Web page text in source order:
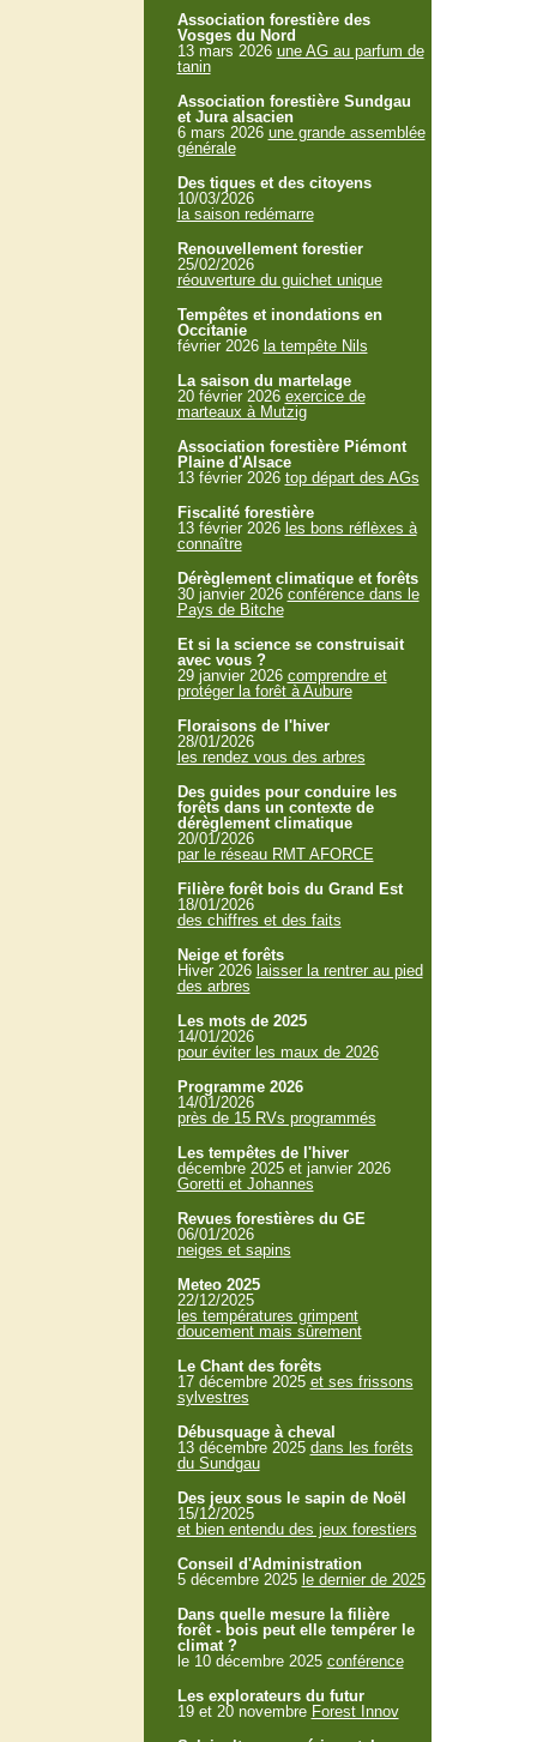
Association forestière des
Vosges du Nord
13 mars 2026 une AG au parfum de
tanin
Association forestière Sundgau
et Jura alsacien
6 mars 2026 une grande assemblée
générale
Des tiques et des citoyens
10/03/2026
la saison redémarre
Renouvellement forestier
25/02/2026
réouverture du guichet unique
Tempêtes et inondations en
Occitanie
février 2026 la tempête Nils
La saison du martelage
20 février 2026 exercice de
marteaux à Mutzig
Association forestière Piémont
Plaine d'Alsace
13 février 2026 top départ des AGs
Fiscalité forestière
13 février 2026 les bons réflèxes à
connaître
Dérèglement climatique et forêts
30 janvier 2026 conférence dans le
Pays de Bitche
Et si la science se construisait
avec vous ?
29 janvier 2026 comprendre et
protéger la forêt à Aubure
Floraisons de l'hiver
28/01/2026
les rendez vous des arbres
Des guides pour conduire les
forêts dans un contexte de
dérèglement climatique
20/01/2026
par le réseau RMT AFORCE
Filière forêt bois du Grand Est
18/01/2026
des chiffres et des faits
Neige et forêts
Hiver 2026 laisser la rentrer au pied
des arbres
Les mots de 2025
14/01/2026
pour éviter les maux de 2026
Programme 2026
14/01/2026
près de 15 RVs programmés
Les tempêtes de l'hiver
décembre 2025 et janvier 2026
Goretti et Johannes
Revues forestières du GE
06/01/2026
neiges et sapins
Meteo 2025
22/12/2025
les températures grimpent
doucement mais sûrement
Le Chant des forêts
17 décembre 2025 et ses frissons
sylvestres
Débusquage à cheval
13 décembre 2025 dans les forêts
du Sundgau
Des jeux sous le sapin de Noël
15/12/2025
et bien entendu des jeux forestiers
Conseil d'Administration
5 décembre 2025 le dernier de 2025
Dans quelle mesure la filière
forêt - bois peut elle tempérer le
climat ?
le 10 décembre 2025 conférence
Les explorateurs du futur
19 et 20 novembre Forest Innov